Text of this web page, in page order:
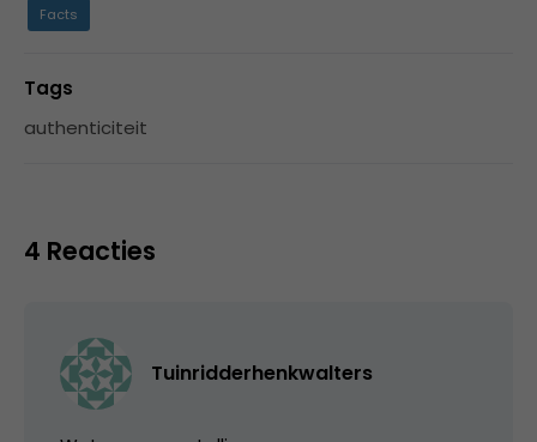
Facts
Tags
authenticiteit
4 Reacties
Tuinridderhenkwalters